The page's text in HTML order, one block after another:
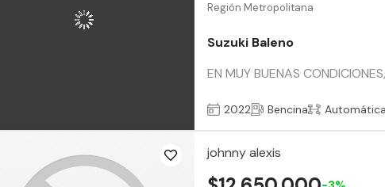
Región Metropolitana
Suzuki Baleno
EN MUY BUENAS
2022 Bencina
johnny alexis